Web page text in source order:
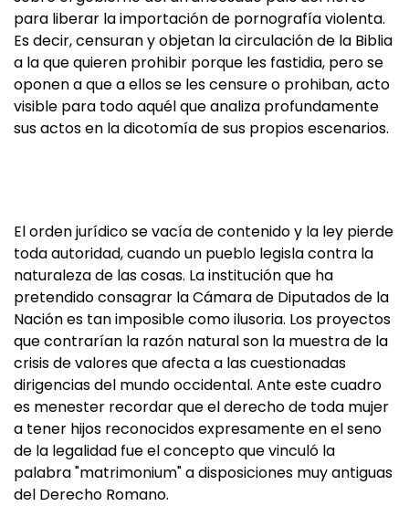
para liberar la importación de pornografía violenta.
Es decir, censuran y objetan la circulación de la Biblia
a la que quieren prohibir porque les fastidia, pero se
oponen a que a ellos se les censure o prohiban, acto
visible para todo aquél que analiza profundamente
sus actos en la dicotomía de sus propios escenarios.
El orden jurídico se vacía de contenido y la ley pierde
toda autoridad, cuando un pueblo legisla contra la
naturaleza de las cosas. La institución que ha
pretendido consagrar la Cámara de Diputados de la
Nación es tan imposible como ilusoria. Los proyectos
que contrarían la razón natural son la muestra de la
crisis de valores que afecta a las cuestionadas
dirigencias del mundo occidental. Ante este cuadro
es menester recordar que el derecho de toda mujer
a tener hijos reconocidos expresamente en el seno
de la legalidad fue el concepto que vinculó la
palabra "matrimonium" a disposiciones muy antiguas
del Derecho Romano.